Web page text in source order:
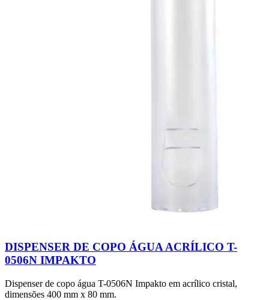
DISPENSER DE COPO ÁGUA ACRÍLICO T-
0506N IMPAKTO
Dispenser de copo água T-0506N Impakto em acrílico cristal,
dimensões 400 mm x 80 mm.